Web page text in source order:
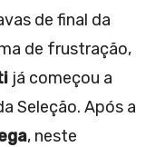
de final da
de frustração,
já começou a
Seleção. Após a
, neste